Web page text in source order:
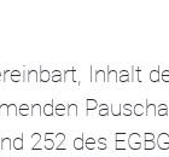
Inhalt
252 des